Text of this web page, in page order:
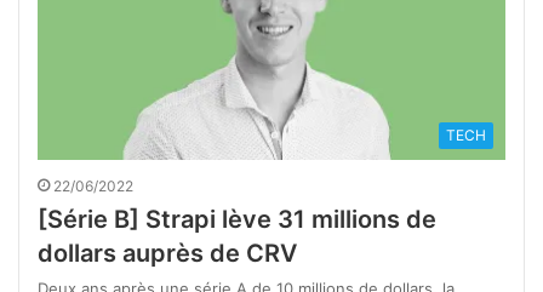
TECH
22/06/2022
[Série B] Strapi lève 31 millions de
dollars auprès de CRV